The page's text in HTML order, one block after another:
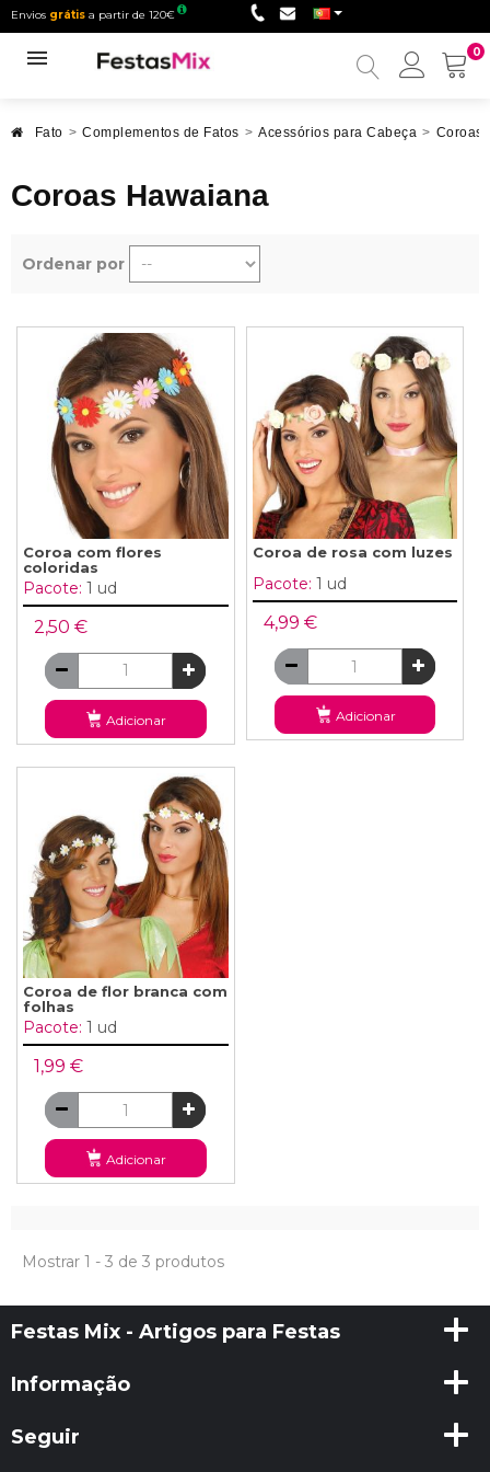
Envios grátis a partir de 120€
0
Minha
Fato > Complementos de Fatos > Acessórios para Cabeça > Coroas
Coroas Hawaiana
Ordenar por
Coroa com flores
coloridas
Pacote: 1 ud
2,50 €
Adicionar
Coroa de rosa com luzes
Pacote: 1 ud
4,99 €
Adicionar
Coroa de flor branca com
folhas
Pacote: 1 ud
1,99 €
Adicionar
Mostrar 1 - 3 de 3 produtos
Festas Mix - Artigos para Festas
Informação
Seguir